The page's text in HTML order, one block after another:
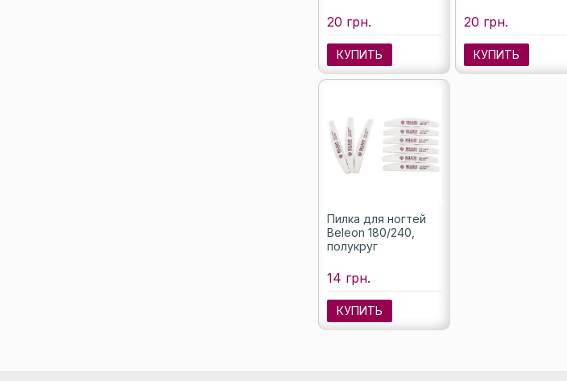
20 грн.
КУПИТЬ
20 грн.
КУПИТЬ
Пилка для ногтей
Beleon 180/240,
полукруг
14 грн.
КУПИТЬ